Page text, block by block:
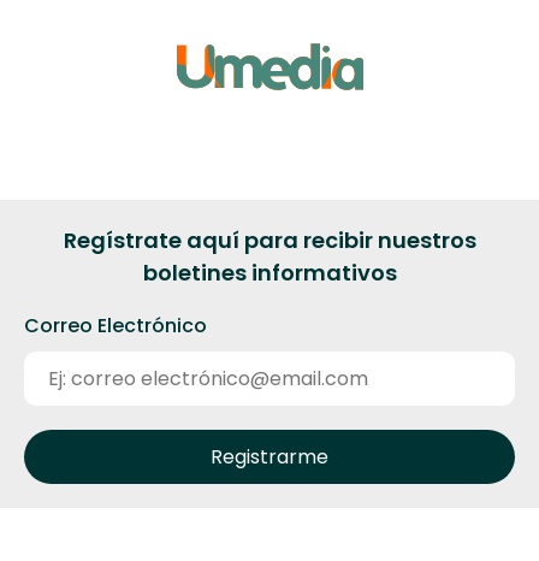
Regístrate aquí para recibir nuestros
boletines informativos
Correo Electrónico